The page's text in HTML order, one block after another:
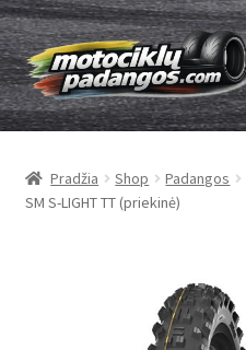
Pereiti
prie
meniu
Pereiti
prie
turinio
Padangos
Kameros
Pradžia Shop Padangos
SM S-LIGHT TT (priekinė)